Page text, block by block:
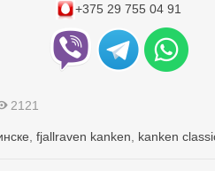
+375 29 755 04 91
2121
fjallraven kanken kanken